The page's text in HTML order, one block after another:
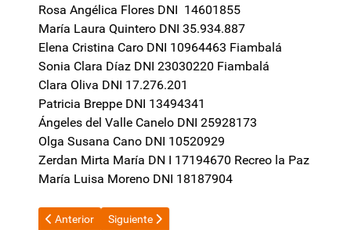
Rosa Angélica Flores DNI 14601855
María Laura Quintero DNI 35.934.887
Elena Cristina Caro DNI 10964463 Fiambalá
Sonia Clara Díaz DNI 23030220 Fiambalá
Clara Oliva DNI 17.276.201
Patricia Breppe DNI 13494341
Ángeles del Valle Canelo DNI 25928173
Olga Susana Cano DNI 10520929
Zerdan Mirta María DN I 17194670 Recreo la Paz
María Luisa Moreno DNI 18187904
Artículo anterior: La inflación de abril fue de 2,8% y acumula un
Anterior Artículo siguiente: Asunción de León XIV: Javier
Siguiente